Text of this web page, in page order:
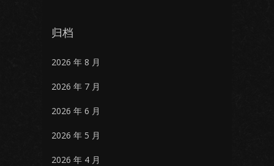
归档
2026 年 8 月
2026 年 7 月
2026 年 6 月
2026 年 5 月
2026 年 4 月